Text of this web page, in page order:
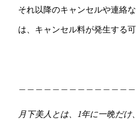
それ以降のキャンセルや連絡
は、キャンセル料が発生する可
月下美人とは、1年に一晩だけ、